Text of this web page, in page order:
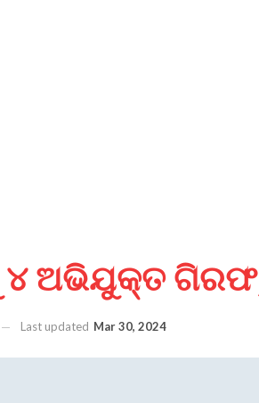
ଅଭିଯୁକ୍ତ
Last updated Mar 30, 2024